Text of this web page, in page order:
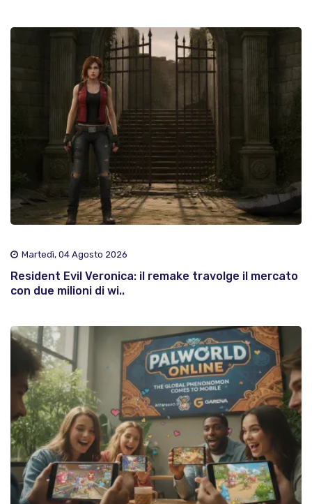
Martedì, 04 Agosto 2026
Resident Evil Veronica: il remake travolge il mercato
con due milioni di wi..